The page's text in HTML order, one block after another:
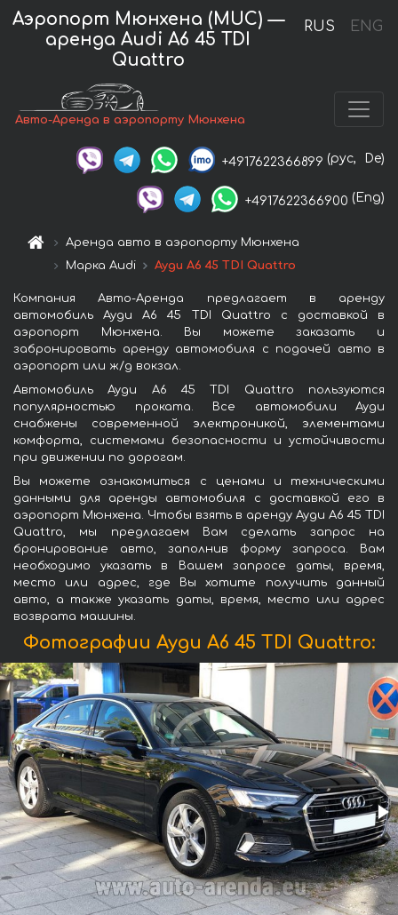
RUS ENG
Аэропорт Мюнхена (MUC) —
аренда Audi A6 45 TDI
Quattro
Авто-Аренда в аэропорту Мюнхена
+4917622366899 (рус, De)
+4917622366900 (Eng)
Аренда авто в аэропорту Мюнхена
Марка Audi
Ауди A6 45 TDI Quattro
Компания Авто-Аренда предлагает в аренду
автомобиль Ауди A6 45 TDI Quattro с доставкой в
аэропорт Мюнхена. Вы можете заказать и
забронировать аренду автомобиля с подачей авто в
аэропорт или ж/д вокзал.
Автомобиль Ауди A6 45 TDI Quattro пользуются
популярностью проката. Все автомобили Ауди
снабжены современной электроникой, элементами
комфорта, системами безопасности и устойчивости
при движении по дорогам.
Вы можете ознакомиться с ценами и техническими
данными для аренды автомобиля с доставкой его в
аэропорт Мюнхена. Чтобы взять в аренду Ауди A6 45 TDI
Quattro, мы предлагаем Вам сделать запрос на
бронирование авто, заполнив форму запроса. Вам
необходимо указать в Вашем запросе даты, время,
место или адрес, где Вы хотите получить данный
авто, а также указать даты, время, место или адрес
возврата машины.
Фотографии Ауди A6 45 TDI Quattro: